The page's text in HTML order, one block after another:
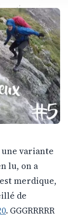
variante
lu, on a
merdique,
de
. GGGRRRRR